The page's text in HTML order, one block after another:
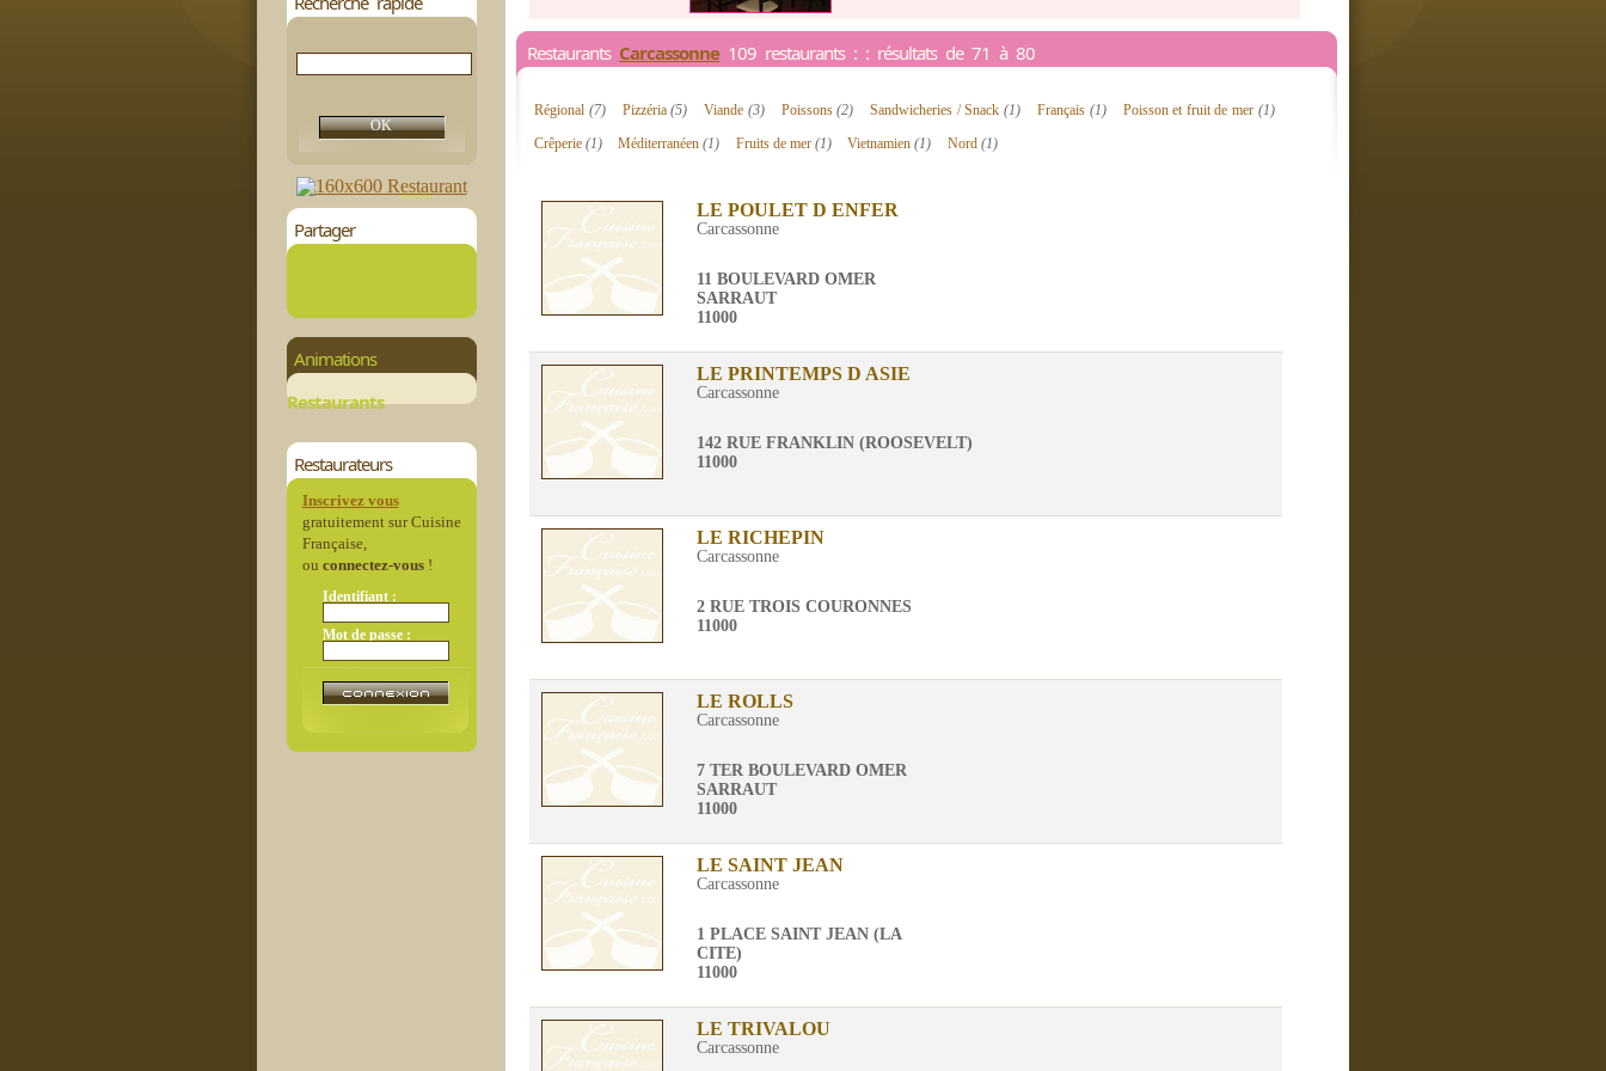
Partager
Animations
Restaurants
Restaurateurs
Inscrivez vous
gratuitement sur Cuisine
Française,
ou connectez-vous!
Identifiant :
Mot de passe :
Restaurants Carcassonne109 restaurants : : résultats de 71 à 80
Régional (7) Pizzéria(5) Viande (3) Poissons(2) Sandwicheries / Snack(1) Français (1) Poisson et fruit de mer (1)
Crêperie (1) Méditerranéen(1) Fruits de mer (1) Vietnamien(1) Nord (1)
LE POULET D ENFER
Carcassonne
11 BOULEVARD OMER
SARRAUT
11000
LE PRINTEMPS D ASIE
Carcassonne
142 RUE FRANKLIN (ROOSEVELT)
11000
LE RICHEPIN
Carcassonne
2 RUE TROIS COURONNES
11000
LE ROLLS
Carcassonne
7 TER BOULEVARD OMER
SARRAUT
11000
LE SAINT JEAN
Carcassonne
1 PLACE SAINT JEAN (LA
CITE)
11000
LE TRIVALOU
Carcassonne